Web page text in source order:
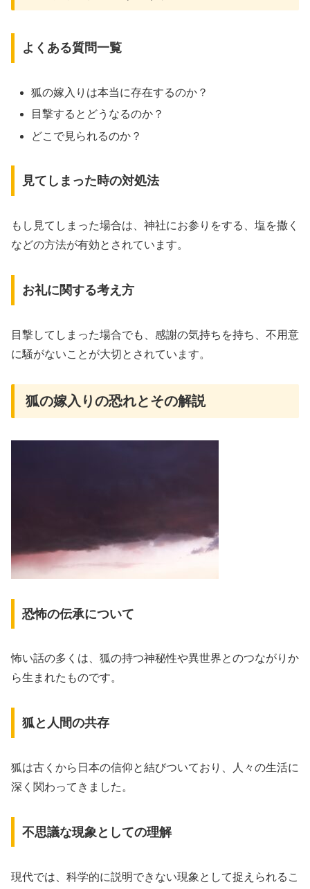
よくある質問一覧
狐の嫁入りは本当に存在するのか？
目撃するとどうなるのか？
どこで見られるのか？
見てしまった時の対処法
もし見てしまった場合は、神社にお参りをする、塩を撒く
などの方法が有効とされています。
お礼に関する考え方
目撃してしまった場合でも、感謝の気持ちを持ち、不用意
に騒がないことが大切とされています。
狐の嫁入りの恐れとその解説
恐怖の伝承について
怖い話の多くは、狐の持つ神秘性や異世界とのつながりか
ら生まれたものです。
狐と人間の共存
狐は古くから日本の信仰と結びついており、人々の生活に
深く関わってきました。
不思議な現象としての理解
現代では、科学的に説明できない現象として捉えられるこ